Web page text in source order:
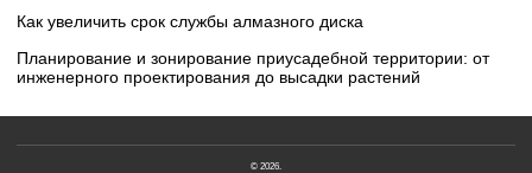
Как увеличить срок службы алмазного диска
Планирование и зонирование приусадебной территории: от
инженерного проектирования до высадки растений
© 2026.